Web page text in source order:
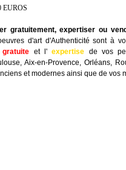
EUROS
gratuitement, expertiser ou
d'art d'Authenticité sont à
gratuite et l' expertise de vos
Aix-en-Provence, Orléans,
et modernes ainsi que de vos